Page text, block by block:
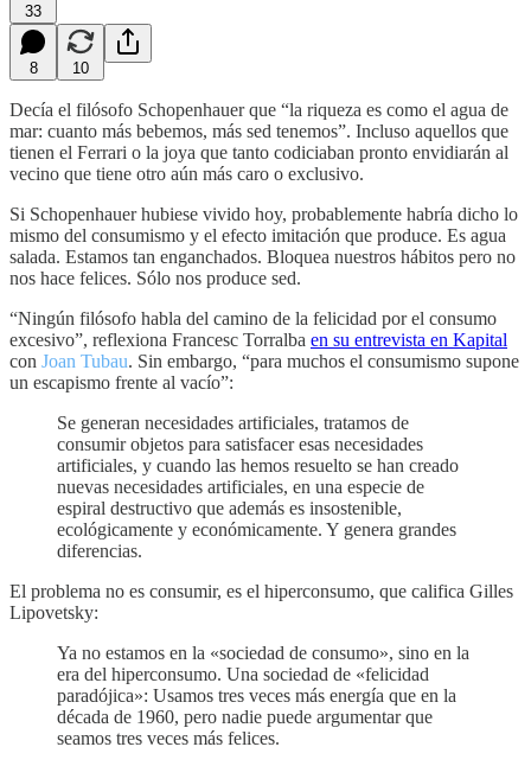
33
8 10
Decía el filósofo Schopenhauer que “la riqueza es como el agua de
mar: cuanto más bebemos, más sed tenemos”. Incluso aquellos que
tienen el Ferrari o la joya que tanto codiciaban pronto envidiarán al
vecino que tiene otro aún más caro o exclusivo.
Si Schopenhauer hubiese vivido hoy, probablemente habría dicho lo
mismo del consumismo y el efecto imitación que produce. Es agua
salada. Estamos tan enganchados. Bloquea nuestros hábitos pero no
nos hace felices. Sólo nos produce sed.
“Ningún filósofo habla del camino de la felicidad por el consumo
excesivo”, reflexiona Francesc Torralba en su entrevista en Kapital
con Joan Tubau. Sin embargo, “para muchos el consumismo supone
un escapismo frente al vacío”:
Se generan necesidades artificiales, tratamos de
consumir objetos para satisfacer esas necesidades
artificiales, y cuando las hemos resuelto se han creado
nuevas necesidades artificiales, en una especie de
espiral destructivo que además es insostenible,
ecológicamente y económicamente. Y genera grandes
diferencias.
El problema no es consumir, es el hiperconsumo, que califica Gilles
Lipovetsky:
Ya no estamos en la «sociedad de consumo», sino en la
era del hiperconsumo. Una sociedad de «felicidad
paradójica»: Usamos tres veces más energía que en la
década de 1960, pero nadie puede argumentar que
seamos tres veces más felices.